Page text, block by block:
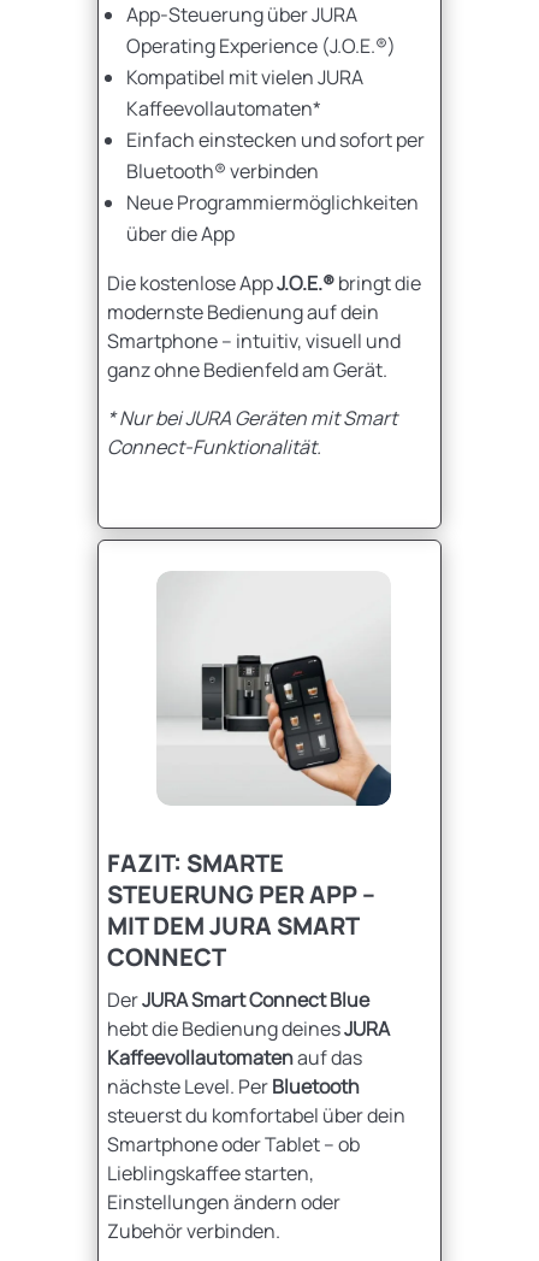
App-Steuerung über JURA
Operating Experience (J.O.E.®)
Kompatibel mit vielen JURA
Kaffeevollautomaten*
Einfach einstecken und sofort per
Bluetooth® verbinden
Neue Programmiermöglichkeiten
über die App
Die kostenlose AppJ.O.E.®bringt die
modernste Bedienung auf dein
Smartphone – intuitiv, visuell und
ganz ohne Bedienfeld am Gerät.
* Nur bei JURA Geräten mit Smart
Connect-Funktionalität.
FAZIT: SMARTE
STEUERUNG PER APP –
MIT DEM JURA SMART
CONNECT
DerJURA Smart Connect Blue
hebt die Bedienung deinesJURA
Kaffeevollautomatenauf das
nächste Level. PerBluetooth
steuerst du komfortabel über dein
Smartphone oder Tablet – ob
Lieblingskaffee starten,
Einstellungen ändern oder
Zubehör verbinden.